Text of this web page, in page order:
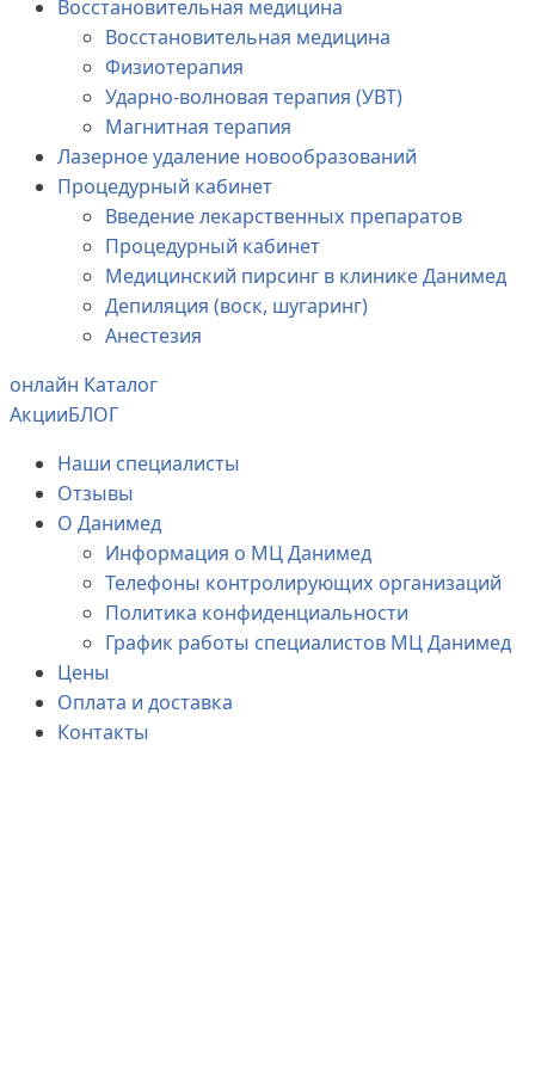
Восстановительная медицина
Восстановительная медицина
Физиотерапия
Ударно-волновая терапия (УВТ)
Магнитная терапия
Лазерное удаление новообразований
Процедурный кабинет
Введение лекарственных препаратов
Процедурный кабинет
Медицинский пирсинг в клинике Данимед
Депиляция (воск, шугаринг)
Анестезия
онлайн Каталог
АкцииБЛОГ
Наши специалисты
Отзывы
О Данимед
Информация о МЦ Данимед
Телефоны контролирующих организаций
Политика конфиденциальности
График работы специалистов МЦ Данимед
Цены
Оплата и доставка
Контакты